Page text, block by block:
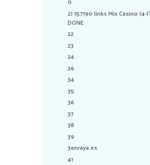
0
2) 157190 links Mix Casino (4-
DONE
22
23
24
26
34
35
36
37
38
39
3enraya.es
41